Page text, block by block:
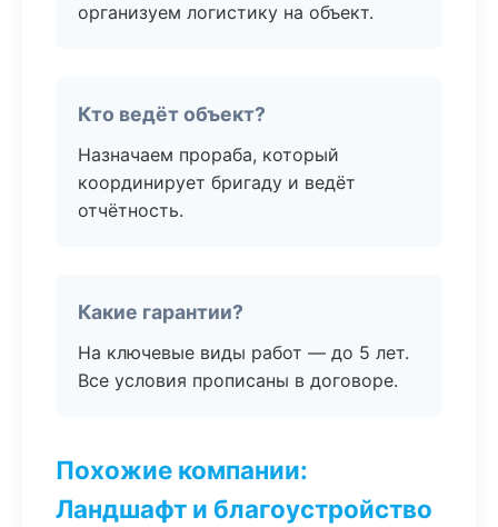
организуем логистику на объект.
Кто ведёт объект?
Назначаем прораба, который
координирует бригаду и ведёт
отчётность.
Какие гарантии?
На ключевые виды работ — до 5 лет.
Все условия прописаны в договоре.
Похожие компании:
Ландшафт и благоустройство